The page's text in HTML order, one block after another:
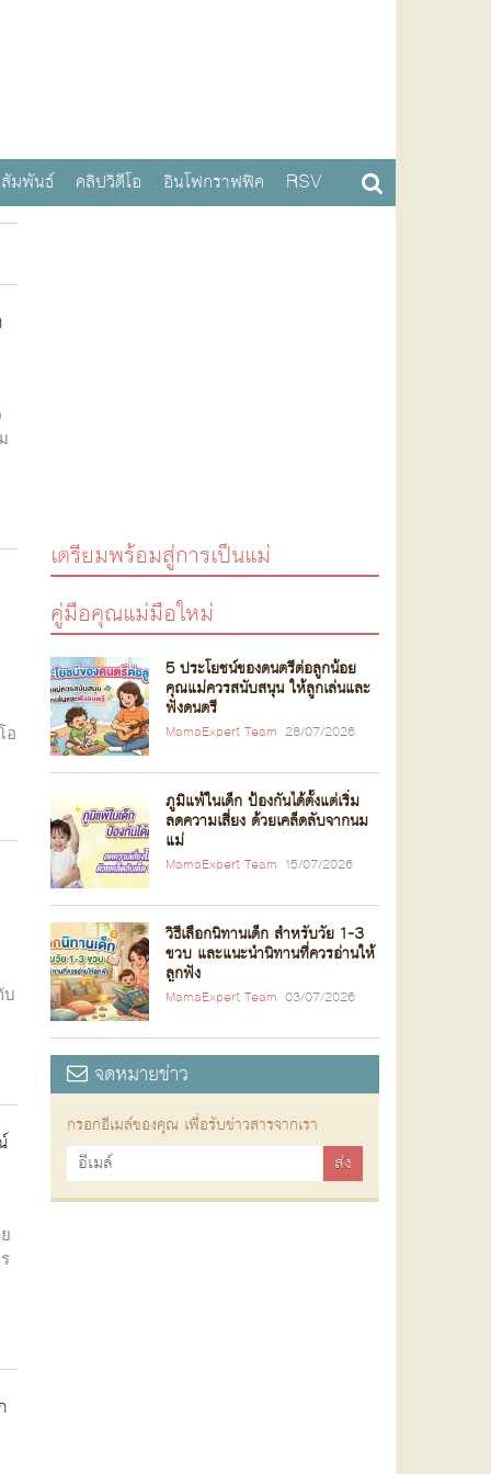
มพันธ์ คลิปวิดีโอ อินโฟกราฟฟิค RSV
อ
บ
เตรียมพร้อมสู่การเป็นแม่
คู่มือคุณแม่มือใหม่
5 ประโยชน์ของดนตรีต่อลูกน้อย
คุณแม่ควรสนับสนุน ให้ลูกเล่นและ
ฟังดนตรี
MamaExpert Team 28/07/2026
ภูมิแพ้ในเด็ก ป้องกันได้ตั้งแต่เริ่ม
ลดความเสี่ยง ด้วยเคล็ดลับจากนม
แม่
MamaExpert Team 15/07/2026
วิธีเลือกนิทานเด็ก สำหรับวัย 1-3
ขวบ และแนะนำนิทานที่ควรอ่านให้
ลูกฟัง
MamaExpert Team 03/07/2026
จดหมายข่าว
กรอกอีเมล์ของคุณ เพื่อรับข่าวสารจากเรา